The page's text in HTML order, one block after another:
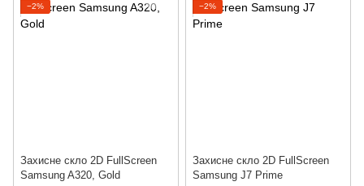
−2%
Захисне скло 2D FullScreen
Samsung A320, Gold
−2%
Захисне скло 2D FullScreen
Samsung J7 Prime